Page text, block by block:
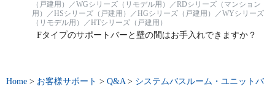
（戸建用）／WGシリーズ（リモデル用）／RDシリーズ（マンション
用）／HSシリーズ（戸建用）／HGシリーズ（戸建用）／WYシリーズ
（リモデル用）／HTシリーズ（戸建用）
Fタイプのサポートバーと壁の間はお手入れできますか？
Home > お客様サポート > Q&A> システムバスルーム・ユニットバ